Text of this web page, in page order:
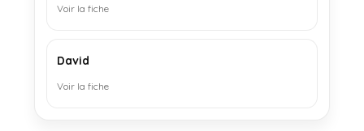
Voir la fiche
David
Voir la fiche